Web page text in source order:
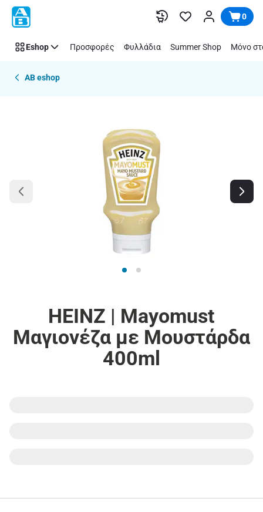
Παράλειψη 0
Eshop Προσφορές Φυλλάδια Summer Shop Μόνο
AB eshop
HEINZ | Mayomust
Μαγιονέζα με Μουστάρδα
400ml